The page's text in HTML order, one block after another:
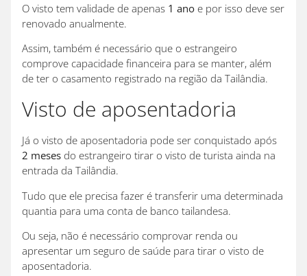
O visto tem validade de apenas 1 ano e por isso deve ser
renovado anualmente.
Assim, também é necessário que o estrangeiro
comprove capacidade financeira para se manter, além
de ter o casamento registrado na região da Tailândia.
Visto de aposentadoria
Já o visto de aposentadoria pode ser conquistado após
2 meses do estrangeiro tirar o visto de turista ainda na
entrada da Tailândia.
Tudo que ele precisa fazer é transferir uma determinada
quantia para uma conta de banco tailandesa.
Ou seja, não é necessário comprovar renda ou
apresentar um seguro de saúde para tirar o visto de
aposentadoria.